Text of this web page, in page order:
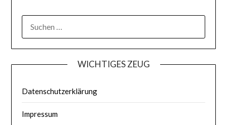
WICHTIGES ZEUG
Datenschutzerklärung
Impressum